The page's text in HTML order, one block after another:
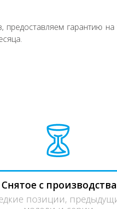
предоставляем гарантию
Снятое с производства
позиции,